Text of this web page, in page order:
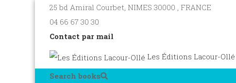
25 bd Amiral Courbet, NIMES 30000 , FRANCE
04 66 67 30 30
Contact par mail
Les Éditions Lacour-Ollé
Search books